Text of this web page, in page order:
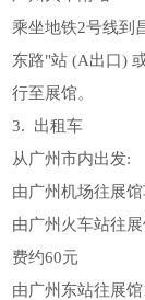
乘坐地铁2号线到
东路"站 (A出口)
行至展馆。
3. 出租车
从广州市内出发:
由广州机场往展
由广州火车站往
费约60元
由广州东站往展